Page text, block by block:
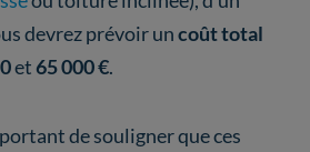
devrez prévoir uncoût total
et 65 000 €.
de souligner que ces